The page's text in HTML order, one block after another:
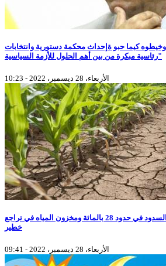
كيما حبو ةإحداث محكمة دستورية وانتخابات
رئاسية مبكرة من بين أهم الحلول للأزمة السياسية"
الأربعاء، 28 ديسمبر، 2022 - 10:23
وزارة الفلاحة: نسبة إمتلاء السدود في حدود 28 بالمائة ومخزون المياه في تراجع
خطير
الأربعاء، 28 ديسمبر، 2022 - 09:41